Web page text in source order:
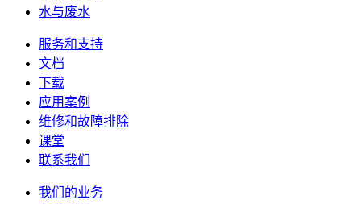
水与废水
服务和支持
文档
下载
应用案例
维修和故障排除
课堂
联系我们
我们的业务